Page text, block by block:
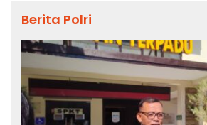
Berita Polri